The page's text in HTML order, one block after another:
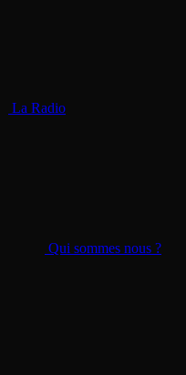
La Radio
Qui sommes nous ?